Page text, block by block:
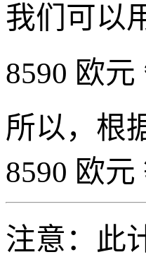
我们可以
8590 欧元
所以，根
8590 欧元
注意：此